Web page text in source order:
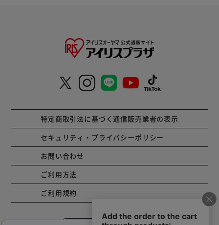
特定商取引法に基づく通信販売業者の表示
セキュリティ・プライバシーポリシー
お問い合わせ
ご利用方法
ご利用規約